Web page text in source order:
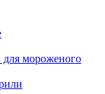
мороженого